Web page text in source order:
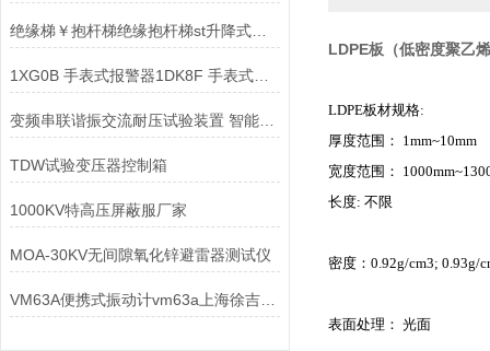
绝缘梯￥抱杆梯绝缘抱杆梯st升降式绝缘梯/抱杆梯
1XG0B 手表式报警器1DK8F 手表式报警器
变频串联谐振交流耐压试验装置 智能型变频串联谐振试验装置
TDW试验变压器控制箱
1000KV特高压屏蔽服厂家
MOA-30KV无间隙氧化锌避雷器测试仪
VM63A便携式振动计vm63a上海徐吉电气
LDPE板（低密度聚乙
LDPE板材规格:
厚度范围： 1mm~10mm
宽度范围：
长度: 不限
密度：0.92g/cm3; 0.93g/
表面处理： 光面